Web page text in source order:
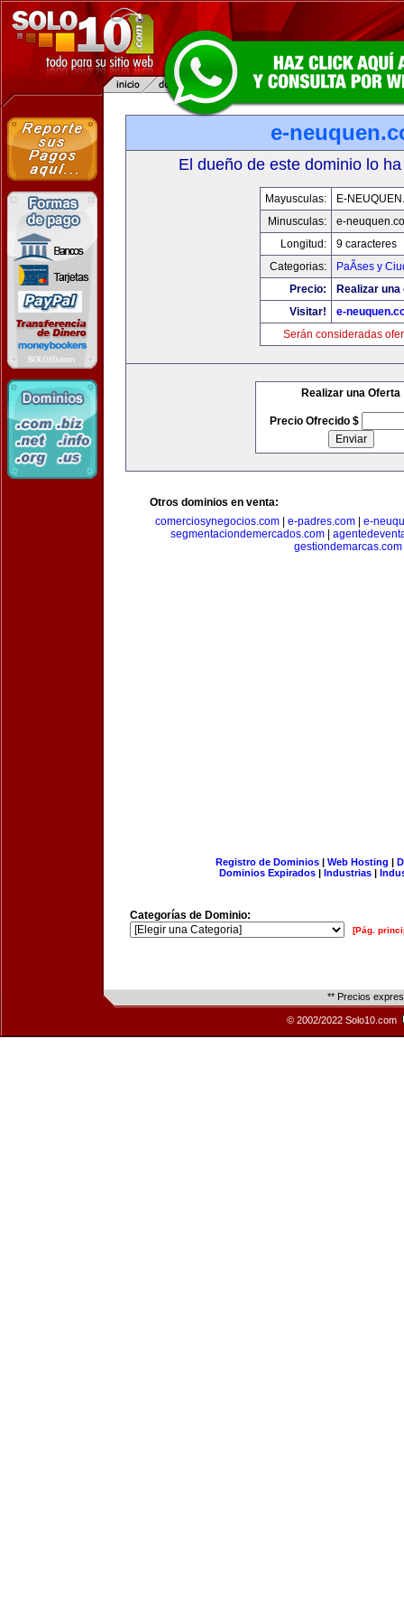
e-
El dueño de este dominio lo
Mayusculas:
E-
Minusculas:
e-
Longitud:
9 caracteres
Categorias:
PaÃ­ses y
Precio:
Realizar
Visitar!
e-
Serán consideradas
Realizar una Oferta
Precio Ofrecido $
Otros dominios en venta:
comerciosynegocios.com| e-padres.com| e-
segmentaciondemercados.com
gestiondemarcas.com
Registro de Dominios| Web Hosting |
Dominios Expirados | Industrias |
Categorías de Dominio:
[Pág.
** Precios
© 2002/2022 Solo10.com